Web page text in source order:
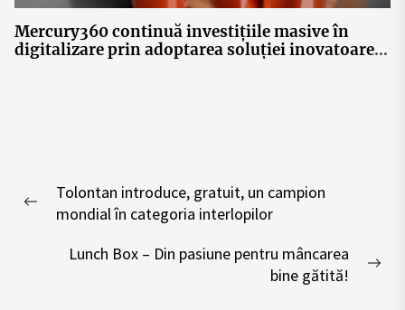
Mercury360 continuă investițiile masive în
digitalizare prin adoptarea soluției inovatoare
navigation
Previous
Tolontan introduce, gratuit, un campion
mondial în categoria interlopilor
Lunch Box – Din pasiune pentru mâncarea
bine gătită!